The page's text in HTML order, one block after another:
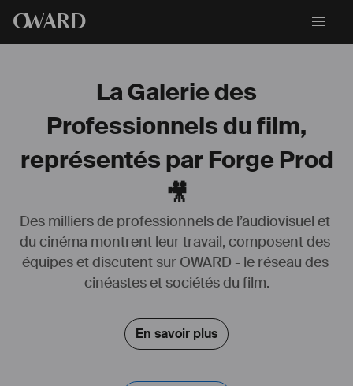
OWARD
La Galerie des
Professionnels du film,
représentés par Forge Prod
🎥
Des milliers de professionnels de l’audiovisuel et
du cinéma montrent leur travail, composent des
équipes et discutent sur OWARD - le réseau des
cinéastes et sociétés du film.
En savoir plus
Je suis actuellement en développement de mon second # long
métrage et d'une #série x26'
en tant #réalisateur, #scénariste
#exécutif.